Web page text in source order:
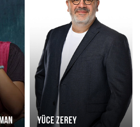
YÜCE ZEREY